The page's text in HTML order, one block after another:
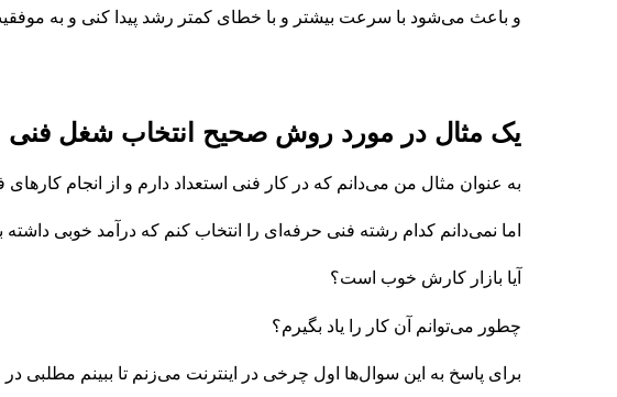
و باعث می‌شود با سرعت بیشتر و با خطای کمتر رشد پیدا کنی و به
یک مثال در مورد روش صحیح انتخاب شغل فنی
به عنوان مثال من می‌دانم که در کار فنی استعداد دارم و از انجام
اما نمی‌دانم کدام رشته فنی حرفه‌ای را انتخاب کنم که درآمد خوبی
آیا بازار کارش خوب است؟
چطور ‌می‌توانم آن کار را یاد بگیرم؟
برای پاسخ به این سوال‌ها اول چرخی در اینترنت می‌زنم تا ببینم مطلبی